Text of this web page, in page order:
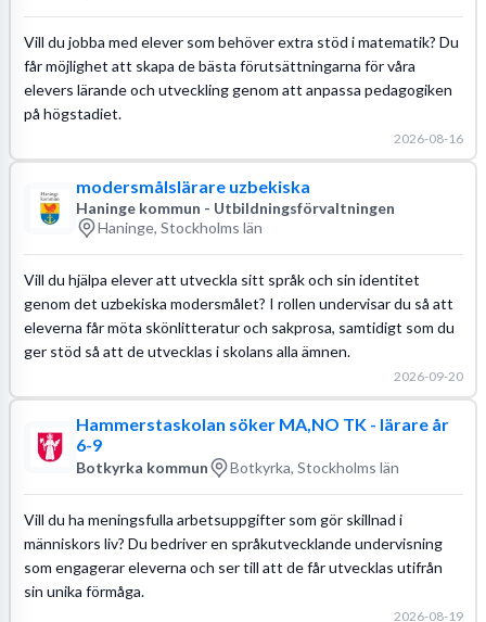
Vill du jobba med elever som behöver extra stöd i matematik? Du
får möjlighet att skapa de bästa förutsättningarna för våra
elevers lärande och utveckling genom att anpassa pedagogiken
på högstadiet.
2026-08-16
modersmålslärare uzbekiska
Haninge kommun - Utbildningsförvaltningen
Haninge, Stockholms län
Vill du hjälpa elever att utveckla sitt språk och sin identitet
genom det uzbekiska modersmålet? I rollen undervisar du så att
eleverna får möta skönlitteratur och sakprosa, samtidigt som du
ger stöd så att de utvecklas i skolans alla ämnen.
2026-09-20
Hammerstaskolan söker MA,NO TK - lärare år
6-9
Botkyrka kommun Botkyrka, Stockholms län
Vill du ha meningsfulla arbetsuppgifter som gör skillnad i
människors liv? Du bedriver en språkutvecklande undervisning
som engagerar eleverna och ser till att de får utvecklas utifrån
sin unika förmåga.
2026-08-19